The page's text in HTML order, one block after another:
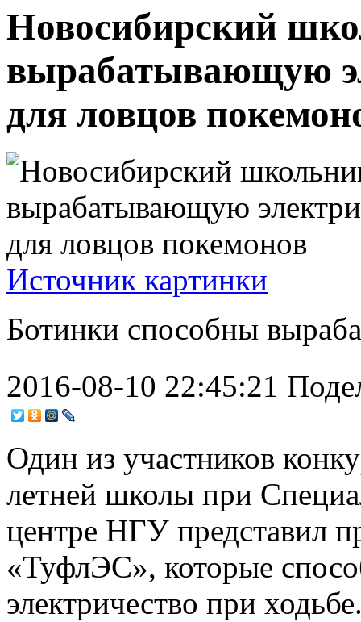
Новосибирский
вырабатывающую
для ловцов
Источник картинки
Ботинки способны
2016-08-10 22:45:21
Один из участников
летней школы при
центре НГУ представил
«ТуфлЭС», которые
электричество при